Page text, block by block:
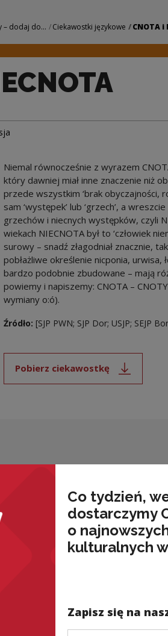
– dodaj do... Ciekawostki językowe CNOTA i
Niemal równocześnie z wyrazem
który dawniej miał inne znaczenie niż
przede wszystkim ‘brak obyczajności,
sam ‘występek’ lub ‘grzech’, a
grzechów i niecnych występków, czyli
wiekach NIECNOTA był to ‘człowiek
surowy – snadź złagodniał znacznie,
pobłażliwe określenie nicponia, urwisa,
bardzo podobnie zbudowane – mają
powiemy i napiszemy: CNOTA –
wymiany o:ó).
Źródło: [SJP PWN; SJP Dor; USJP; SEJP
Pobierz ciekawostkę
Uwaga, link
Co tydzień,
dostarczymy
o
kulturalnych
Zapisz się na